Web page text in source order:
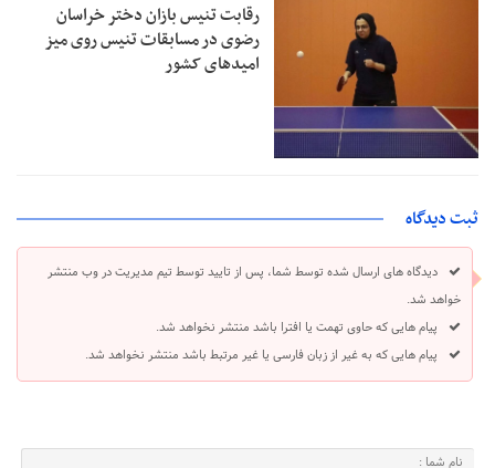
رقابت تنیس بازان دختر خراسان
رضوی در مسابقات تنیس روی میز
امیدهای کشور
ثبت دیدگاه
دیدگاه های ارسال شده توسط شما، پس از تایید توسط تیم مدیریت در وب منتشر
خواهد شد.
پیام هایی که حاوی تهمت یا افترا باشد منتشر نخواهد شد.
پیام هایی که به غیر از زبان فارسی یا غیر مرتبط باشد منتشر نخواهد شد.